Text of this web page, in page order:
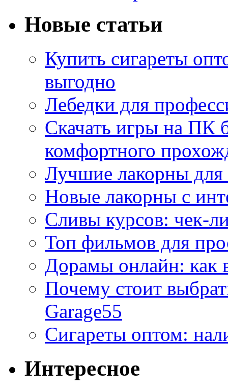
Новые статьи
Купить сигареты
выгодно
Лебедки для
Скачать игры на ПК
комфортного
Лучшие лакорны для
Новые лакорны с
Сливы курсов: чек-
Топ фильмов для
Дорамы онлайн: как
Почему стоит
Garage55
Сигареты оптом:
Интересное